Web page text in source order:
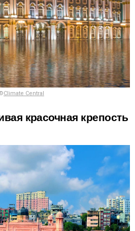
Climate Central
красочная крепость